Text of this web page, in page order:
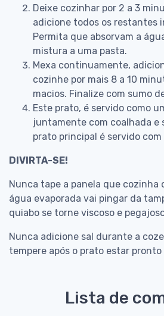
Deixe cozinhar por 2 a 3
adicione todos os restantes
Permita que absorvam a
mistura a uma pasta.
Mexa continuamente,
cozinhe por mais 8 a 10
macios. Finalize com sumo
Este prato, é servido como
juntamente com coalhada e
prato principal é servido com
DIVIRTA-SE!
Nunca tape a panela que cozinha
água evaporada vai pingar da
quiabo se torne viscoso e
Nunca adicione sal durante a
tempere após o prato estar pronto
Lista de